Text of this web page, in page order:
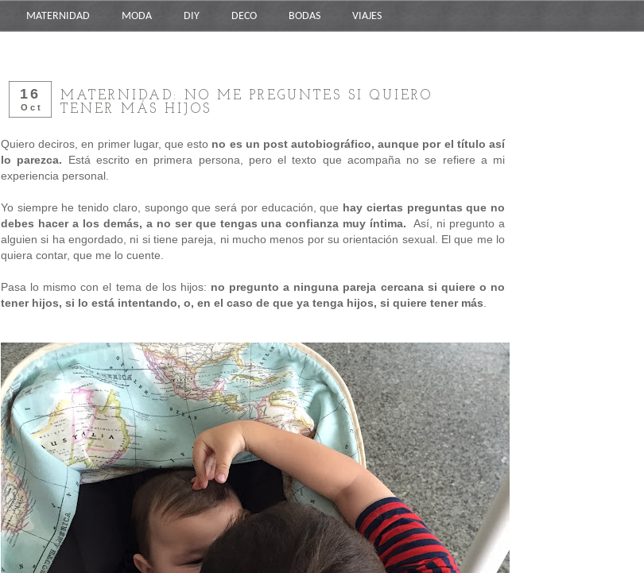
MATERNIDAD MODA DIY DECO BODAS VIAJES
16
Oct
MATERNIDAD: NO ME PREGUNTES SI QUIERO
TENER MÁS HIJOS
Quiero deciros, en primer lugar, que esto no es un post autobiográfico, aunque por el título así
lo parezca. Está escrito en primera persona, pero el texto que acompaña no se refiere a mi
experiencia personal.
Yo siempre he tenido claro, supongo que será por educación, que hay ciertas preguntas que no
debes hacer a los demás, a no ser que tengas una confianza muy íntima. Así, ni pregunto a
alguien si ha engordado, ni si tiene pareja, ni mucho menos por su orientación sexual. El que me lo
quiera contar, que me lo cuente.
Pasa lo mismo con el tema de los hijos: no pregunto a ninguna pareja cercana si quiere o no
tener hijos, si lo está intentando, o, en el caso de que ya tenga hijos, si quiere tener más